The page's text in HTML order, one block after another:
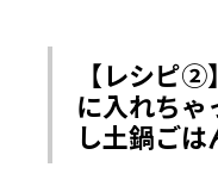
【レシピ
に入れちゃ
し土鍋ごは